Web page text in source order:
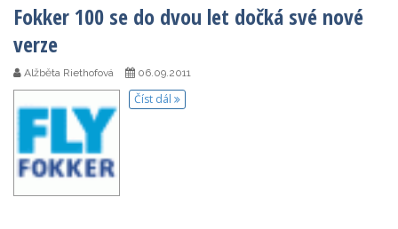
Fokker 100 se do dvou let dočká své nové
verze
Alžběta Riethofová 06.09.2011
Číst dál